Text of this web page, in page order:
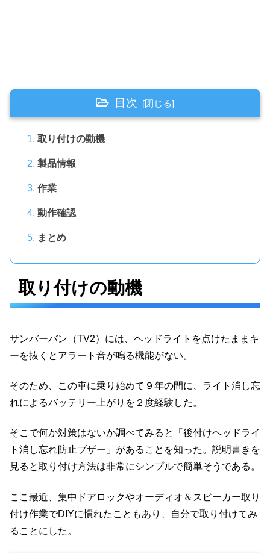
目次
取り付けの動機
製品情報
作業
動作確認
まとめ
取り付けの動機
サンバーバン（TV2）には、ヘッドライトを点けたままキ
ーを抜くとアラート音が鳴る機能がない。
そのため、この車に乗り始めて９年の間に、ライト消し忘
れによるバッテリー上がりを２度経験した。
そこで何か対策はないか調べてみると「後付けヘッドライ
ト消し忘れ防止ブザー」があることを知った。説明書きを
見ると取り付け方法は非常にシンプルで簡単そうである。
ここ最近、集中ドアロックやオーディオ＆スピーカー取り
付け作業でDIYに慣れたこともあり、自分で取り付けてみ
ることにした。